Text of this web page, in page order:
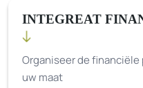
INTEGREAT
Organiseer de
uw maat